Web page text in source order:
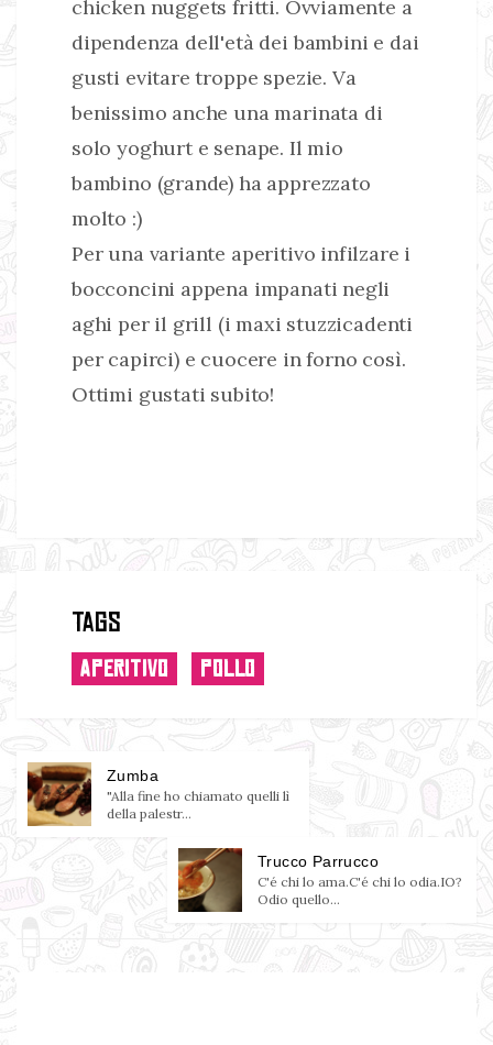
chicken nuggets fritti. Ovviamente a
dipendenza dell'età dei bambini e dai
gusti evitare troppe spezie. Va
benissimo anche una marinata di
solo yoghurt e senape. Il mio
bambino (grande) ha apprezzato
molto :)
Per una variante aperitivo infilzare i
bocconcini appena impanati negli
aghi per il grill (i maxi stuzzicadenti
per capirci) e cuocere in forno così.
Ottimi gustati subito!
Tags
APERITIVO POLLO
Zumba
"Alla fine ho chiamato quelli lì
della palestr...
Trucco Parrucco
C'é chi lo ama.C'é chi lo odia.IO?
Odio quello...